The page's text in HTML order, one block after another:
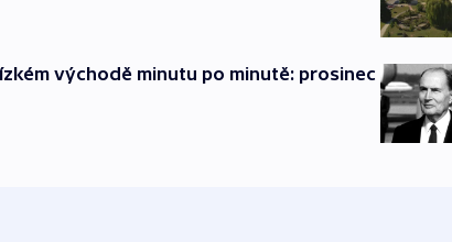
východě minutu po minutě: prosinec